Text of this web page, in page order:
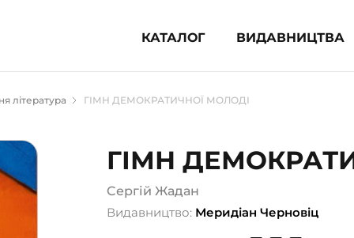
КАТАЛОГ ВИДАВНИЦТВА
література (1854)
для підлітків (240)
популярна література (1015)
література та посібники
література ГІМН ДЕМОКРАТИЧНОЇ МОЛОДІ
ГІМН
Cергій Жадан
Видавництво: Меридіан Черновіц